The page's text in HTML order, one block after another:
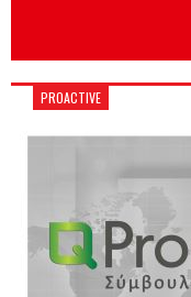
PROACTIVE